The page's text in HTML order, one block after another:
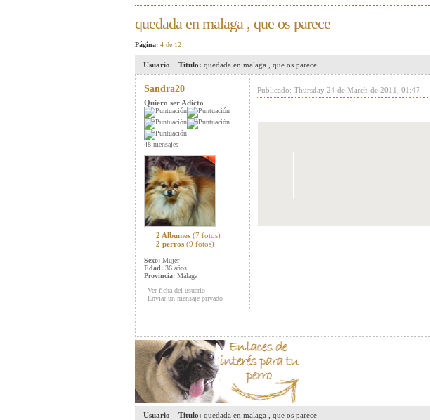
quedada en malaga , que os parece
Página: 4 de 12
Usuario Titulo: quedada en malaga , que os parece
Sandra20
Quiero ser Adicto
48 mensajes
2 Albumes (7 fotos)
2 perros (9 fotos)
Sexo: Mujer
Edad: 36 años
Provincia: Málaga
Ver ficha del usuario
Enviar un mensaje privado
Publicado: Thursday 24 de March de 2011, 01:47
Usuario Titulo: quedada en malaga , que os parece